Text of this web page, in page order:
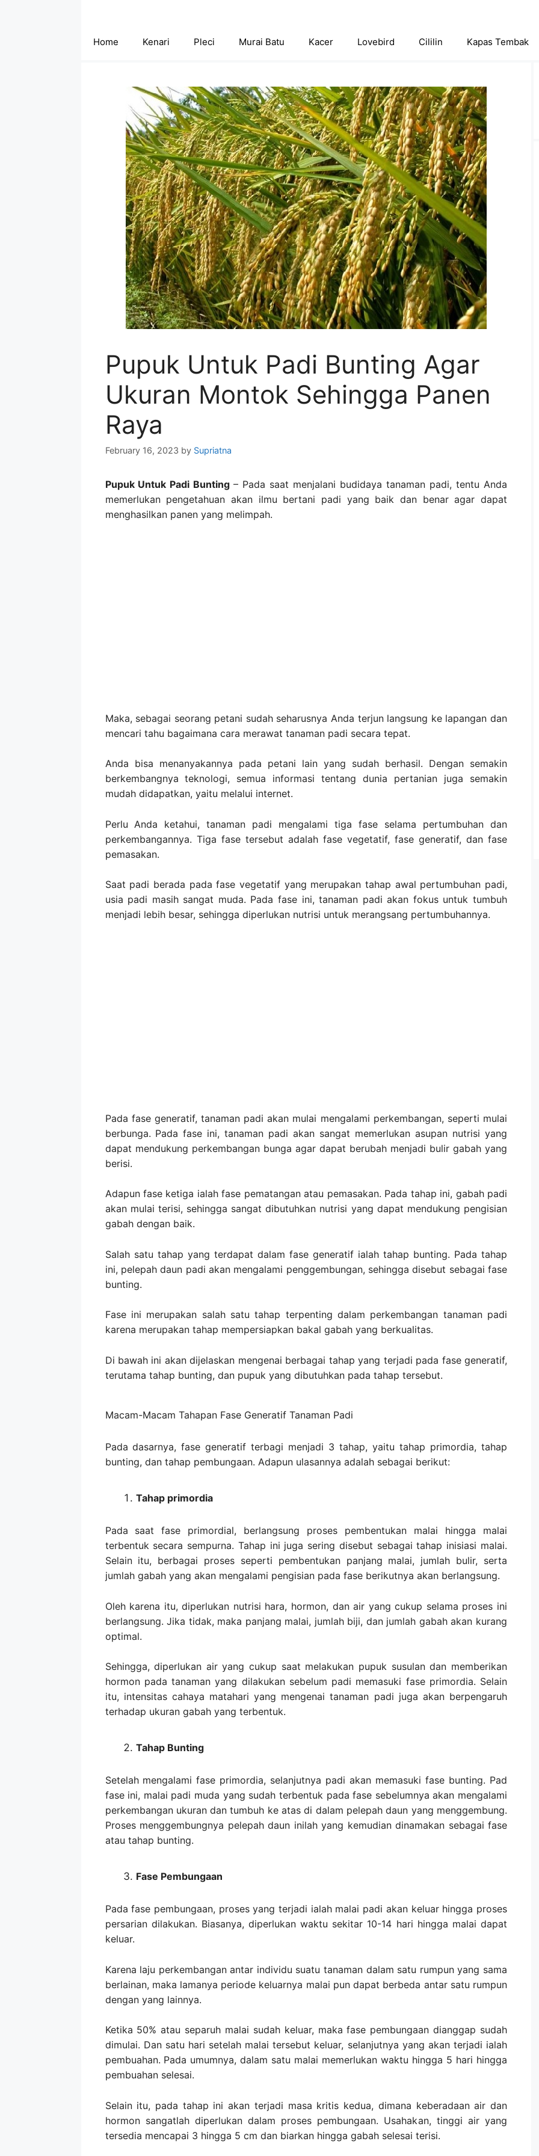
Home Kenari Pleci Murai Batu Kacer Lovebird Cililin Kapas Tembak
Pupuk Untuk Padi Bunting Agar
Ukuran Montok Sehingga Panen
Raya
February 16, 2023 by Supriatna
Pupuk Untuk Padi Bunting– Pada saat menjalani budidaya tanaman padi, tentu Anda
memerlukan pengetahuan akan ilmu bertani padi yang baik dan benar agar dapat
menghasilkan panen yang melimpah.
Maka, sebagai seorang petani sudah seharusnya Anda terjun langsung ke lapangan dan
mencari tahu bagaimana cara merawat tanaman padi secara tepat.
Anda bisa menanyakannya pada petani lain yang sudah berhasil. Dengan semakin
berkembangnya teknologi, semua informasi tentang dunia pertanian juga semakin
mudah didapatkan, yaitu melalui internet.
Perlu Anda ketahui, tanaman padi mengalami tiga fase selama pertumbuhan dan
perkembangannya. Tiga fase tersebut adalah fase vegetatif, fase generatif, dan fase
pemasakan.
Saat padi berada pada fase vegetatif yang merupakan tahap awal pertumbuhan padi,
usia padi masih sangat muda. Pada fase ini, tanaman padi akan fokus untuk tumbuh
menjadi lebih besar, sehingga diperlukan nutrisi untuk merangsang pertumbuhannya.
Pada fase generatif, tanaman padi akan mulai mengalami perkembangan, seperti mulai
berbunga. Pada fase ini, tanaman padi akan sangat memerlukan asupan nutrisi yang
dapat mendukung perkembangan bunga agar dapat berubah menjadi bulir gabah yang
berisi.
Adapun fase ketiga ialah fase pematangan atau pemasakan. Pada tahap ini, gabah padi
akan mulai terisi, sehingga sangat dibutuhkan nutrisi yang dapat mendukung pengisian
gabah dengan baik.
Salah satu tahap yang terdapat dalam fase generatif ialah tahap bunting. Pada tahap
ini, pelepah daun padi akan mengalami penggembungan, sehingga disebut sebagai fase
bunting.
Fase ini merupakan salah satu tahap terpenting dalam perkembangan tanaman padi
karena merupakan tahap mempersiapkan bakal gabah yang berkualitas.
Di bawah ini akan dijelaskan mengenai berbagai tahap yang terjadi pada fase generatif,
terutama tahap bunting, dan pupuk yang dibutuhkan pada tahap tersebut.
Macam-Macam Tahapan Fase Generatif Tanaman Padi
Pada dasarnya, fase generatif terbagi menjadi 3 tahap, yaitu tahap primordia, tahap
bunting, dan tahap pembungaan. Adapun ulasannya adalah sebagai berikut:
Tahap primordia
Pada saat fase primordial, berlangsung proses pembentukan malai hingga malai
terbentuk secara sempurna. Tahap ini juga sering disebut sebagai tahap inisiasi malai.
Selain itu, berbagai proses seperti pembentukan panjang malai, jumlah bulir, serta
jumlah gabah yang akan mengalami pengisian pada fase berikutnya akan berlangsung.
Oleh karena itu, diperlukan nutrisi hara, hormon, dan air yang cukup selama proses ini
berlangsung. Jika tidak, maka panjang malai, jumlah biji, dan jumlah gabah akan kurang
optimal.
Sehingga, diperlukan air yang cukup saat melakukan pupuk susulan dan memberikan
hormon pada tanaman yang dilakukan sebelum padi memasuki fase primordia. Selain
itu, intensitas cahaya matahari yang mengenai tanaman padi juga akan berpengaruh
terhadap ukuran gabah yang terbentuk.
Tahap Bunting
Setelah mengalami fase primordia, selanjutnya padi akan memasuki fase bunting. Pad
fase ini, malai padi muda yang sudah terbentuk pada fase sebelumnya akan mengalami
perkembangan ukuran dan tumbuh ke atas di dalam pelepah daun yang menggembung.
Proses menggembungnya pelepah daun inilah yang kemudian dinamakan sebagai fase
atau tahap bunting.
Fase Pembungaan
Pada fase pembungaan, proses yang terjadi ialah malai padi akan keluar hingga proses
persarian dilakukan. Biasanya, diperlukan waktu sekitar 10-14 hari hingga malai dapat
keluar.
Karena laju perkembangan antar individu suatu tanaman dalam satu rumpun yang sama
berlainan, maka lamanya periode keluarnya malai pun dapat berbeda antar satu rumpun
dengan yang lainnya.
Ketika 50% atau separuh malai sudah keluar, maka fase pembungaan dianggap sudah
dimulai. Dan satu hari setelah malai tersebut keluar, selanjutnya yang akan terjadi ialah
pembuahan. Pada umumnya, dalam satu malai memerlukan waktu hingga 5 hari hingga
pembuahan selesai.
Selain itu, pada tahap ini akan terjadi masa kritis kedua, dimana keberadaan air dan
hormon sangatlah diperlukan dalam proses pembungaan. Usahakan, tinggi air yang
tersedia mencapai 3 hingga 5 cm dan biarkan hingga gabah selesai terisi.